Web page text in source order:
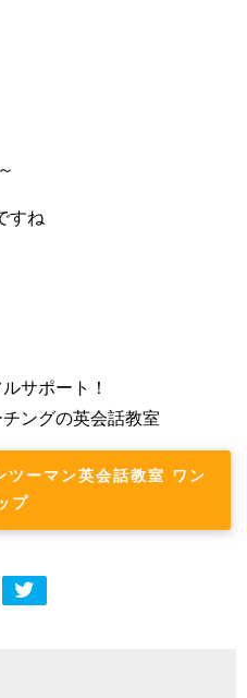
すね
サポート！
ングの英会話教室
ツーマン英会話教室 ワン
プ